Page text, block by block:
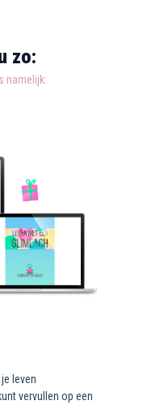
zo:
namelijk:
leven
vervullen op een